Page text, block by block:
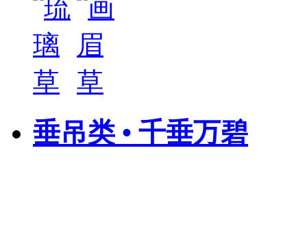
垂吊类 • 千垂万碧